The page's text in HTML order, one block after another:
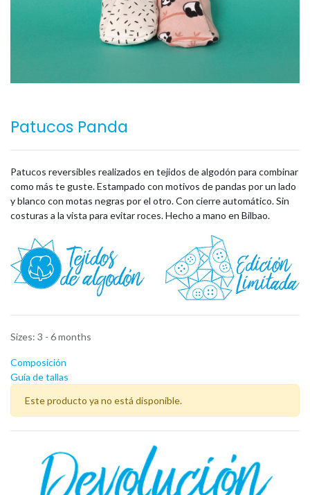
Patucos Panda
Patucos reversibles realizados en tejidos de algodón para combinar
como más te guste. Estampado con motivos de pandas por un lado
y blanco con motas negras por el otro. Con cierre automático. Sin
costuras a la vista para evitar roces. Hecho a mano en Bilbao.
Sizes: 3 - 6 months
Composición
Guía de tallas
Este producto ya no está disponible.